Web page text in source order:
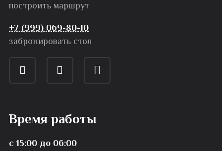
построить маршрут
+7 (999) 069-80-10
забронировать стол
Время работы
с 15:00 до 06:00